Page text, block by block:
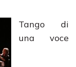
Tango di
una voce